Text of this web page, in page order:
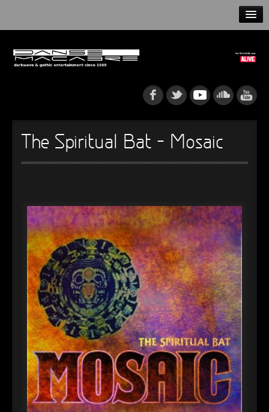
NEWS
► Rattenfänger
Oberer Totpunkt
► Dia De Los Muertos
Oberer Totpunkt
► Alltag macht tot
Oberer Totpunkt
► Die Krieger
Oberer Totpunkt
► Imperator
Oberer Totpunkt
► Maschinenherz
Oberer Totpunkt
► Der Siebte Tag
Oberer Totpunkt
► Langfristig gesehen (sind wir alle tot)
Oberer Totpunkt
The Spiritual Bat – Mosaic